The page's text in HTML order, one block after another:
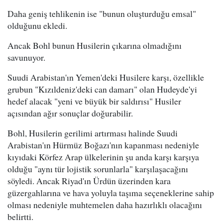
Daha geniş tehlikenin ise "bunun oluşturduğu emsal"
olduğunu ekledi.
Ancak Bohl bunun Husilerin çıkarına olmadığını
savunuyor.
Suudi Arabistan'ın Yemen'deki Husilere karşı, özellikle
grubun "Kızıldeniz'deki can damarı" olan Hudeyde'yi
hedef alacak "yeni ve büyük bir saldırısı" Husiler
açısından ağır sonuçlar doğurabilir.
Bohl, Husilerin gerilimi artırması halinde Suudi
Arabistan'ın Hürmüz Boğazı'nın kapanması nedeniyle
kıyıdaki Körfez Arap ülkelerinin şu anda karşı karşıya
olduğu "aynı tür lojistik sorunlarla" karşılaşacağını
söyledi. Ancak Riyad'ın Ürdün üzerinden kara
güzergahlarına ve hava yoluyla taşıma seçeneklerine sahip
olması nedeniyle muhtemelen daha hazırlıklı olacağını
belirtti.